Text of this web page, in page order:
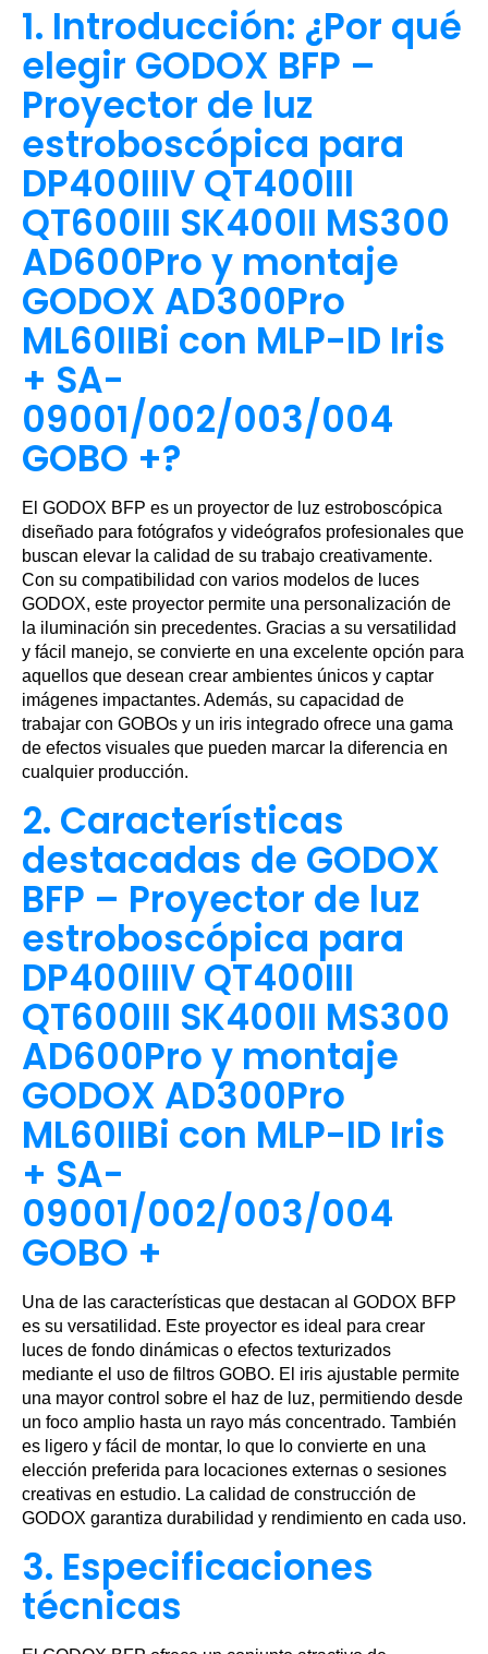
1. Introducción: ¿Por qué
elegir GODOX BFP –
Proyector de luz
estroboscópica para
DP400IIIV QT400III
QT600III SK400II MS300
AD600Pro y montaje
GODOX AD300Pro
ML60IIBi con MLP-ID Iris
+ SA-
09001/002/003/004
GOBO +?
El GODOX BFP es un proyector de luz estroboscópica
diseñado para fotógrafos y videógrafos profesionales que
buscan elevar la calidad de su trabajo creativamente.
Con su compatibilidad con varios modelos de luces
GODOX, este proyector permite una personalización de
la iluminación sin precedentes. Gracias a su versatilidad
y fácil manejo, se convierte en una excelente opción para
aquellos que desean crear ambientes únicos y captar
imágenes impactantes. Además, su capacidad de
trabajar con GOBOs y un iris integrado ofrece una gama
de efectos visuales que pueden marcar la diferencia en
cualquier producción.
2. Características
destacadas de GODOX
BFP – Proyector de luz
estroboscópica para
DP400IIIV QT400III
QT600III SK400II MS300
AD600Pro y montaje
GODOX AD300Pro
ML60IIBi con MLP-ID Iris
+ SA-
09001/002/003/004
GOBO +
Una de las características que destacan al GODOX BFP
es su versatilidad. Este proyector es ideal para crear
luces de fondo dinámicas o efectos texturizados
mediante el uso de filtros GOBO. El iris ajustable permite
una mayor control sobre el haz de luz, permitiendo desde
un foco amplio hasta un rayo más concentrado. También
es ligero y fácil de montar, lo que lo convierte en una
elección preferida para locaciones externas o sesiones
creativas en estudio. La calidad de construcción de
GODOX garantiza durabilidad y rendimiento en cada uso.
3. Especificaciones
técnicas